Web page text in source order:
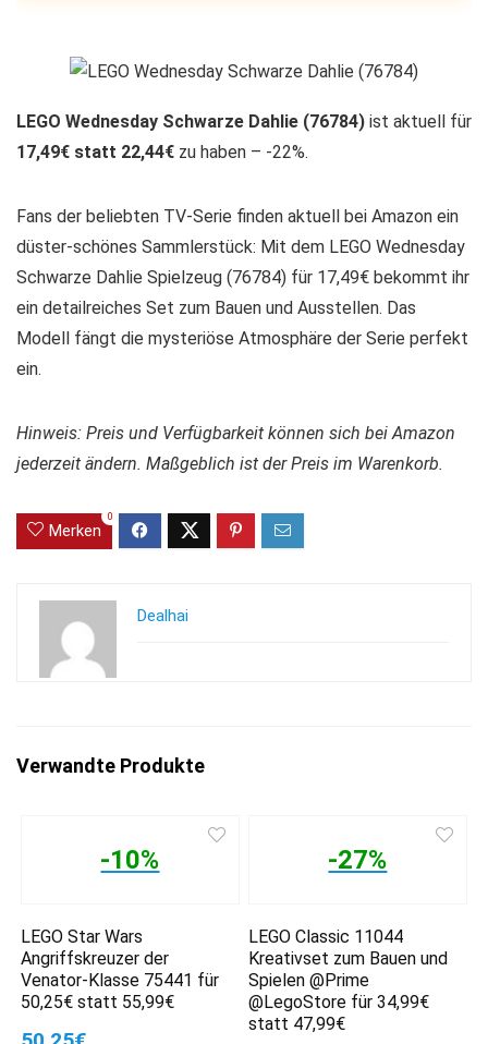
LEGO Wednesday Schwarze Dahlie (76784) ist aktuell für
17,49€ statt 22,44€ zu haben – -22%.
Fans der beliebten TV-Serie finden aktuell bei Amazon ein
düster-schönes Sammlerstück: Mit dem LEGO Wednesday
Schwarze Dahlie Spielzeug (76784) für 17,49€ bekommt ihr
ein detailreiches Set zum Bauen und Ausstellen. Das
Modell fängt die mysteriöse Atmosphäre der Serie perfekt
ein.
Hinweis: Preis und Verfügbarkeit können sich bei Amazon
jederzeit ändern. Maßgeblich ist der Preis im Warenkorb.
Merken
0
Dealhai
Verwandte Produkte
-10%
LEGO Star Wars
Angriffskreuzer der
Venator-Klasse 75441 für
50,25€ statt 55,99€
-27%
LEGO Classic 11044
Kreativset zum Bauen und
Spielen @Prime
@LegoStore für 34,99€
statt 47,99€